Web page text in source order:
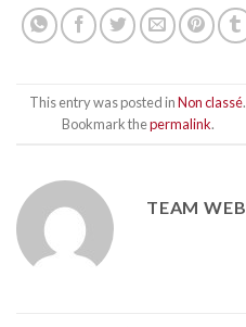
This entry was posted inNon classé.
Bookmark thepermalink.
TEAM WEB